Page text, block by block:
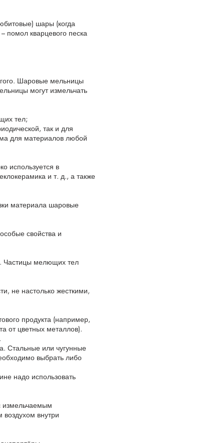
шары (когда
помол кварцевого песка
Шаровые мельницы
могут измельчать
тел;
так и для
для материалов любой
используется в
и т. д., а также
материала шаровые
свойства и
Частицы мелющих тел
не настолько жесткими,
продукта (например,
от цветных металлов).
Стальные или чугунные
выбрать либо
надо использовать
измельчаемым
внутри